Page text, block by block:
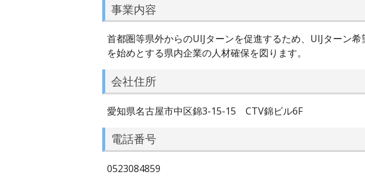
事業内容
首都圏等県外からのUIJターンを促進するため、UIJターン
を始めとする県内企業の人材確保を図ります。
会社住所
愛知県名古屋市中区錦3-15-15 CTV錦ビル6F
電話番号
0523084859